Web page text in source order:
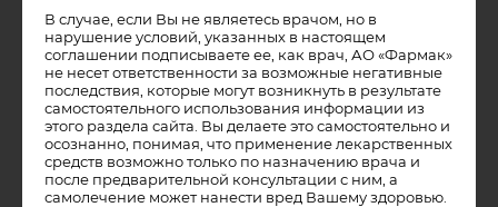
УЗНАТЬ БОЛЬШЕ
В случае, если Вы не являетесь врачом, но в
нарушение условий, указанных в настоящем
соглашении подписываете ее, как врач, АО «Фармак»
не несет ответственности за возможные негативные
последствия, которые могут возникнуть в результате
самостоятельного использования информации из
этого раздела сайта. Вы делаете это самостоятельно и
осознанно, понимая, что применение лекарственных
средств возможно только по назначению врача и
после предварительной консультации с ним, а
самолечение может нанести вред Вашему здоровью.